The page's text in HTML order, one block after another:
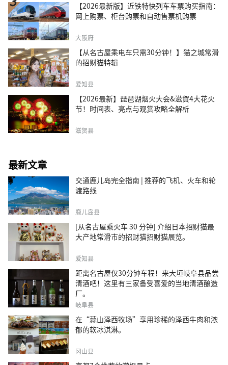
【2026最新版】近铁特快列车车票购买指南：
网上购票、柜台购票和自动售票机购票
大阪府
【从名古屋乘电车只需30分钟！】猫之城常滑
的招财猫特辑
爱知县
【2026最新】琵琶湖烟火大会&滋賀4大花火
节！时间表、亮点与观赏攻略全解析
滋贺县
最新文章
交通鹿儿岛完全指南 | 推荐的飞机、火车和轮
渡路线
鹿儿岛县
[从名古屋乘火车 30 分钟] 介绍日本招财猫最
大产地常滑市的招财猫招财猫展览。
爱知县
距离名古屋仅30分钟车程！来大垣岐阜县品尝
清酒吧！这里有三家备受喜爱的当地清酒酿造
厂。
岐阜县
在“蒜山泽西牧场”享用珍稀的泽西牛肉和浓
郁的软冰淇淋。
冈山县